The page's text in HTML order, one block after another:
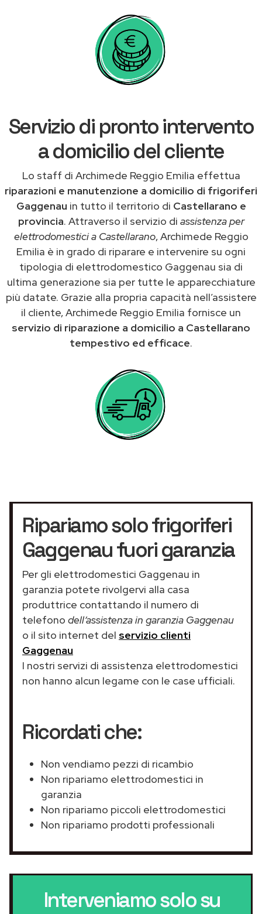
Servizio di pronto intervento
a domicilio del cliente
Lo staff di Archimede Reggio Emilia effettua
riparazioni e manutenzione a domicilio di frigoriferi
Gaggenau in tutto il territorio di Castellarano e
provincia. Attraverso il servizio di assistenza per
elettrodomestici a Castellarano, Archimede Reggio
Emilia è in grado di riparare e intervenire su ogni
tipologia di elettrodomestico Gaggenau sia di
ultima generazione sia per tutte le apparecchiature
più datate. Grazie alla propria capacità nell’assistere
il cliente, Archimede Reggio Emilia fornisce un
servizio di riparazione a domicilio a Castellarano
tempestivo ed efficace.
Ripariamo solo frigoriferi
Gaggenau fuori garanzia
Per gli elettrodomestici Gaggenau in
garanzia potete rivolgervi alla casa
produttrice contattando il numero di
telefono dell’assistenza in garanzia Gaggenau
o il sito internet del servizio clienti
Gaggenau
I nostri servizi di assistenza elettrodomestici
non hanno alcun legame con le case ufficiali.
Ricordati che:
Non vendiamo pezzi di ricambio
Non ripariamo elettrodomestici in
garanzia
Non ripariamo piccoli elettrodomestici
Non ripariamo prodotti professionali
Interveniamo solo su